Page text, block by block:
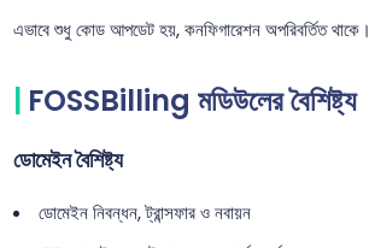
এভাবে শুধু কোড আপডেট হয়, কনফিগারেশন অপরিবর্তিত থাকে।
FOSSBilling মডিউলের বৈশিষ্ট্য
ডোমেইন বৈশিষ্ট্য
ডোমেইন নিবন্ধন, ট্রান্সফার ও নবায়ন